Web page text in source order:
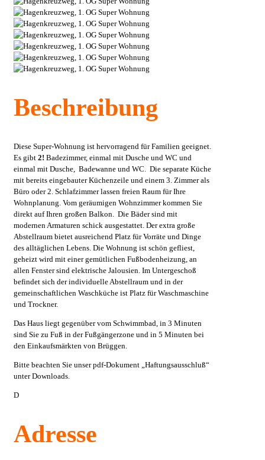
Beschreibung
Diese Super-Wohnung ist hervorragend für Familien geeignet.
Es gibt 2! Badezimmer, einmal mit Dusche und WC und
einmal mit Dusche, Badewanne und WC. Die separate Küche
mit bereits eingebauter Küchenzeile und einem 3. Zimmer als
Büro oder 2. Schlafzimmer lassen freien Raum für Ihre
Wohnplanung. Vom geräumigen Wohnzimmer kommen Sie
direkt auf Ihren großen Balkon. Die Bäder sind mit
modernen Armaturen schick ausgestattet. Der extra große
Abstellraum bietet ausreichend Platz für Vorräte und Dinge
des alltäglichen Lebens. Die Wohnung ist schön gefliest,
geheizt wird mit einer gemütlichen Fußbodenheizung, an
allen Fenster sind elektrische Jalousien. Im Untergeschoß
befindet sich der individuelle Abstellraum und in der
gemeinschaftlichen Waschküche ist Platz für Waschmaschine
und Trockner.
Das Haus liegt gegenüber vom Schwimmbad, in 3 Minuten
sind Sie zu Fuß in der Fußgängerzone und in 5 Minuten bei
den Einkaufsmärkten von Brüggen.
Bitte beachten Sie unser pdf-Dokument „Haftungsausschluß“
unter Downloads.
D
Adresse